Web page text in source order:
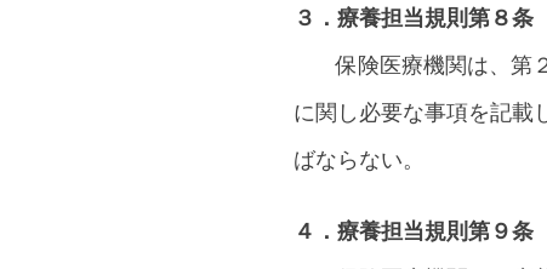
３．療養担当規則第８条
保険医療機関は、第２
に関し必要な事項を記載
ばならない。
４．療養担当規則第９条